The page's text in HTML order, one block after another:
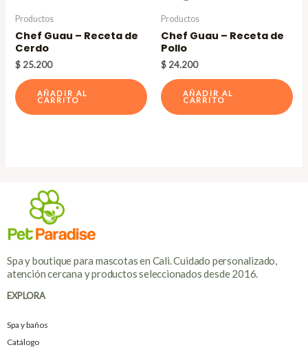
Productos
Chef Guau – Receta de
Cerdo
$ 25.200
AÑADIR AL
CARRITO
Productos
Chef Guau – Receta de
Pollo
$ 24.200
AÑADIR AL
CARRITO
Spa y boutique para mascotas en Cali. Cuidado personalizado,
atención cercana y productos seleccionados desde 2016.
EXPLORA
Spa y baños
Catálogo